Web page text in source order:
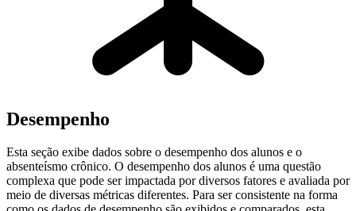
Desempenho
Esta seção exibe dados sobre o desempenho dos alunos e o
absenteísmo crônico. O desempenho dos alunos é uma questão
complexa que pode ser impactada por diversos fatores e avaliada por
meio de diversas métricas diferentes. Para ser consistente na forma